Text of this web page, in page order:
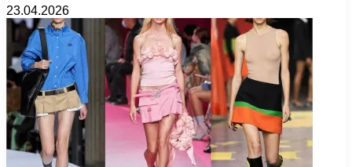
23.04.2026